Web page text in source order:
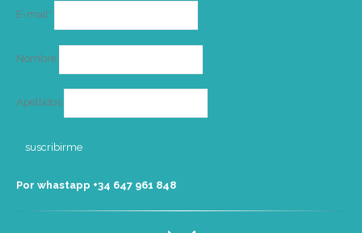
E-mail*
Nombre
Apellidos
Por whastapp +34 ‭647 961 848‬